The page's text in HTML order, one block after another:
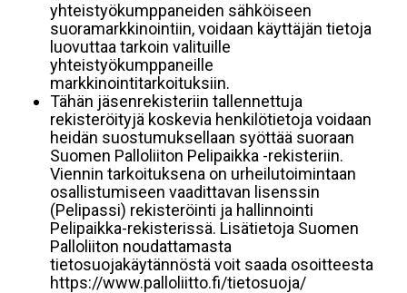
yhteistyökumppaneiden sähköiseen
suoramarkkinointiin, voidaan käyttäjän tietoja
luovuttaa tarkoin valituille
yhteistyökumppaneille
markkinointitarkoituksiin.
Tähän jäsenrekisteriin tallennettuja
rekisteröityjä koskevia henkilötietoja voidaan
heidän suostumuksellaan syöttää suoraan
Suomen Palloliiton Pelipaikka -rekisteriin.
Viennin tarkoituksena on urheilutoimintaan
osallistumiseen vaadittavan lisenssin
(Pelipassi) rekisteröinti ja hallinnointi
Pelipaikka-rekisterissä. Lisätietoja Suomen
Palloliiton noudattamasta
tietosuojakäytännöstä voit saada osoitteesta
https://www.palloliitto.fi/tietosuoja/